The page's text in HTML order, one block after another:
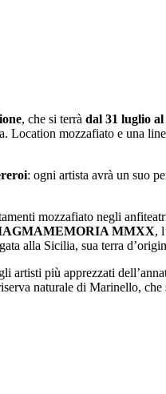
, che si terrà dal 31 luglio al
Location mozzafiato e una
: ogni artista avrà un suo
mozzafiato negli
MMXX,
alla Sicilia, sua terra
artisti più apprezzati
naturale di Marinello,